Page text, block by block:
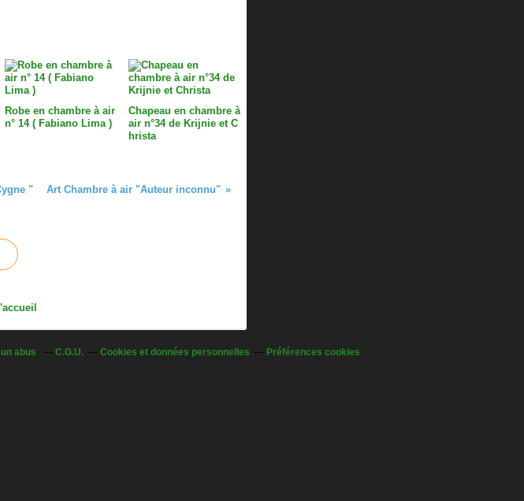
Robe en chambre à air
n° 14 ( Fabiano Lima )
Chapeau en chambre à
air n°34 de Krijnie et C
hrista
" Art Chambre à air "Auteur inconnu"
abus C.G.U. Cookies et données personnelles Préférences cookies